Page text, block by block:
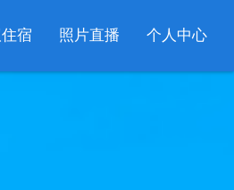
宿 照片直播 个人中心